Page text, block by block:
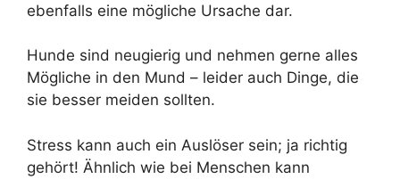
ebenfalls eine mögliche Ursache dar.
Hunde sind neugierig und nehmen gerne alles
Mögliche in den Mund – leider auch Dinge, die
sie besser meiden sollten.
Stress kann auch ein Auslöser sein; ja richtig
gehört! Ähnlich wie bei Menschen kann